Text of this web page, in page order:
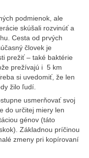
podmienok, ale
skúšali rozvinúť a
Cesta od prvých
človek je
prežiť – také baktérie
prežívajú i 5 km
si uvedomiť, že len
žilo ľudí.
usmerňovať svoj
do určitej miery len
génov (táto
Základnou príčinou
zmeny pri kopírovaní